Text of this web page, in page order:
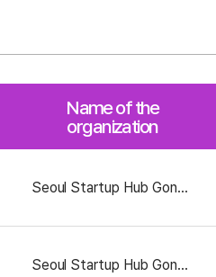
Name of the
organization
Seoul Startup Hub Gongdeok
Seoul Startup Hub Gongdeok